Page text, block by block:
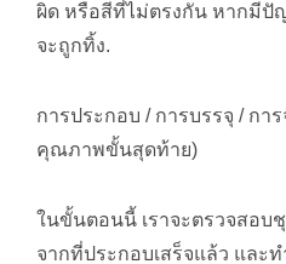
ผิด หรือสีที่ไม่ตรงกัน หากมี
จะถูกทิ้ง.
การประกอบ / การบรรจุ / กา
คุณภาพขั้นสุดท้าย)
ในขั้นตอนนี้ เราจะตรวจสอ
จากที่ประกอบเสร็จแล้ว และ